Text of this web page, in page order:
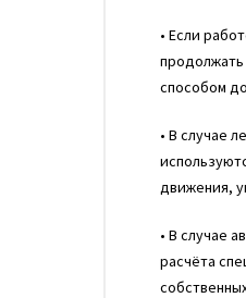
• Если
продолжать
способом
• В случае
движения,
• В случае
расчёта